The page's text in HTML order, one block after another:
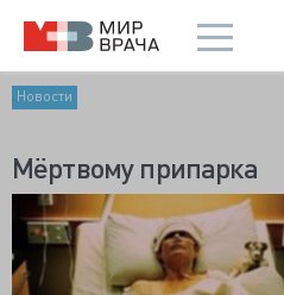
Новости
Мёртвому припарка